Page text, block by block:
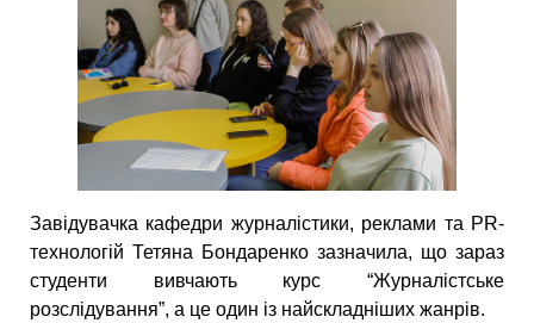
Завідувачка кафедри журналістики, реклами та PR-
технологій Тетяна Бондаренко зазначила, що зараз
студенти вивчають курс “Журналістське
розслідування”, а це один із найскладніших жанрів.